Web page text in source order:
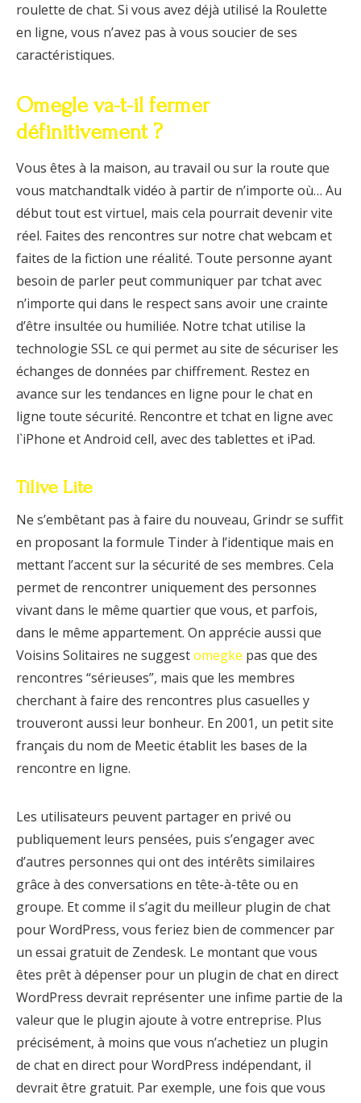
roulette de chat. Si vous avez déjà utilisé la Roulette
en ligne, vous n’avez pas à vous soucier de ses
caractéristiques.
Omegle va-t-il fermer
définitivement ?
Vous êtes à la maison, au travail ou sur la route que
vous matchandtalk vidéo à partir de n’importe où… Au
début tout est virtuel, mais cela pourrait devenir vite
réel. Faites des rencontres sur notre chat webcam et
faites de la fiction une réalité. Toute personne ayant
besoin de parler peut communiquer par tchat avec
n’importe qui dans le respect sans avoir une crainte
d’être insultée ou humiliée. Notre tchat utilise la
technologie SSL ce qui permet au site de sécuriser les
échanges de données par chiffrement. Restez en
avance sur les tendances en ligne pour le chat en
ligne toute sécurité. Rencontre et tchat en ligne avec
l`iPhone et Android cell, avec des tablettes et iPad.
Tilive Lite
Ne s’embêtant pas à faire du nouveau, Grindr se suffit
en proposant la formule Tinder à l’identique mais en
mettant l’accent sur la sécurité de ses membres. Cela
permet de rencontrer uniquement des personnes
vivant dans le même quartier que vous, et parfois,
dans le même appartement. On apprécie aussi que
Voisins Solitaires ne suggestomegke pas que des
rencontres “sérieuses”, mais que les membres
cherchant à faire des rencontres plus casuelles y
trouveront aussi leur bonheur. En 2001, un petit site
français du nom de Meetic établit les bases de la
rencontre en ligne.
Les utilisateurs peuvent partager en privé ou
publiquement leurs pensées, puis s’engager avec
d’autres personnes qui ont des intérêts similaires
grâce à des conversations en tête-à-tête ou en
groupe. Et comme il s’agit du meilleur plugin de chat
pour WordPress, vous feriez bien de commencer par
un essai gratuit de Zendesk. Le montant que vous
êtes prêt à dépenser pour un plugin de chat en direct
WordPress devrait représenter une infime partie de la
valeur que le plugin ajoute à votre entreprise. Plus
précisément, à moins que vous n’achetiez un plugin
de chat en direct pour WordPress indépendant, il
devrait être gratuit. Par exemple, une fois que vous